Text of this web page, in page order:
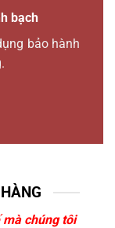
bạch
bảo hành
chúng tôi